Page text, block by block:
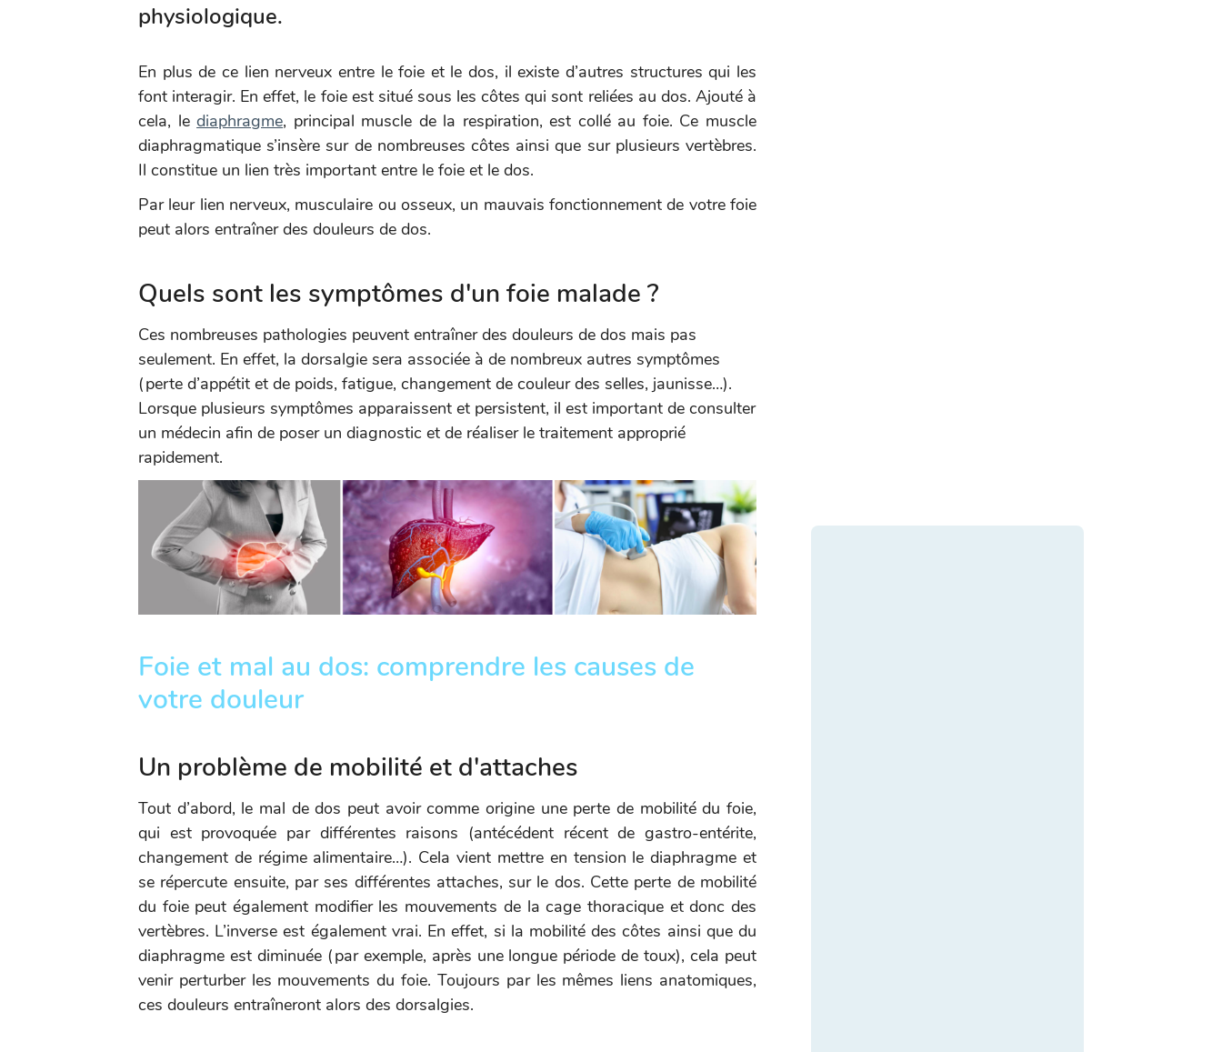
physiologique.
En plus de ce lien nerveux entre le foie et le dos, il existe d’autres structures qui les
font interagir. En effet, le foie est situé sous les côtes qui sont reliées au dos. Ajouté à
cela, lediaphragme, principal muscle de la respiration, est collé au foie. Ce muscle
diaphragmatique s’insère sur de nombreuses côtes ainsi que sur plusieurs vertèbres.
Il constitue un lien très important entre le foie et le dos.
Par leur lien nerveux, musculaire ou osseux, un mauvais fonctionnement de votre foie
peut alors entraîner des douleurs de dos.
Quels sont les symptômes d'un foie malade ?
Ces nombreuses pathologies peuvent entraîner des douleurs de dos mais pas
seulement. En effet, la dorsalgie sera associée à de nombreux autres symptômes
(perte d’appétit et de poids, fatigue, changement de couleur des selles, jaunisse…).
Lorsque plusieurs symptômes apparaissent et persistent, il est important de consulter
un médecin afin de poser un diagnostic et de réaliser le traitement approprié
rapidement.
Foie et mal au dos: comprendre les causes de
votre douleur
Un problème de mobilité et d'attaches
Tout d’abord, le mal de dos peut avoir comme origine une perte de mobilité du foie,
qui est provoquée par différentes raisons (antécédent récent de gastro-entérite,
changement de régime alimentaire…). Cela vient mettre en tension le diaphragme et
se répercute ensuite, par ses différentes attaches, sur le dos. Cette perte de mobilité
du foie peut également modifier les mouvements de la cage thoracique et donc des
vertèbres. L’inverse est également vrai. En effet, si la mobilité des côtes ainsi que du
diaphragme est diminuée (par exemple, après une longue période de toux), cela peut
venir perturber les mouvements du foie. Toujours par les mêmes liens anatomiques,
ces douleurs entraîneront alors des dorsalgies.